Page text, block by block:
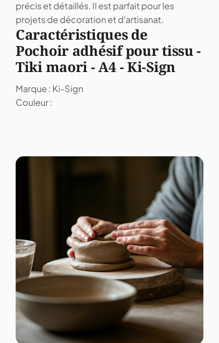
précis et détaillés. Il est parfait pour les
projets de décoration et d'artisanat.
Caractéristiques de
Pochoir adhésif pour tissu -
Tiki maori - A4 - Ki-Sign
Marque : Ki-Sign
Couleur :